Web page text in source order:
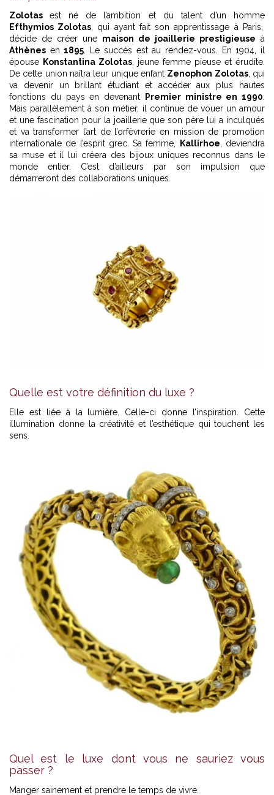
Zolotasest né de l’ambition et du talent d’un homme
Efthymios Zolotas, qui ayant fait son apprentissage à Paris,
décide de créer une maison de joaillerie prestigieuse à
Athènes en1895. Le succès est au rendez-vous. En 1904, il
épouse Konstantina Zolotas, jeune femme pieuse et érudite.
De cette union naîtra leur unique enfant Zenophon Zolotas, qui
va devenir un brillant étudiant et accéder aux plus hautes
fonctions du pays en devenant
Premier ministre en 1990.
Mais parallèlement à son métier, il continue de vouer un amour
et une fascination pour la joaillerie que son père lui a inculqués
et va transformer l’art de l’orfèvrerie en mission de promotion
internationale de l’esprit grec. Sa femme,
Kallirhoe, deviendra
sa muse et il lui créera des bijoux uniques reconnus dans le
monde entier. C’est d’ailleurs par son impulsion que
démarreront des collaborations uniques.
Quelle est votre définition du luxe ?
Elle est liée à la lumière. Celle-ci donne l’inspiration. Cette
illumination donne la créativité et l’esthétique qui touchent les
sens.
Quel est le luxe dont vous ne sauriez vous
passer ?
Manger sainement et prendre le temps de vivre.